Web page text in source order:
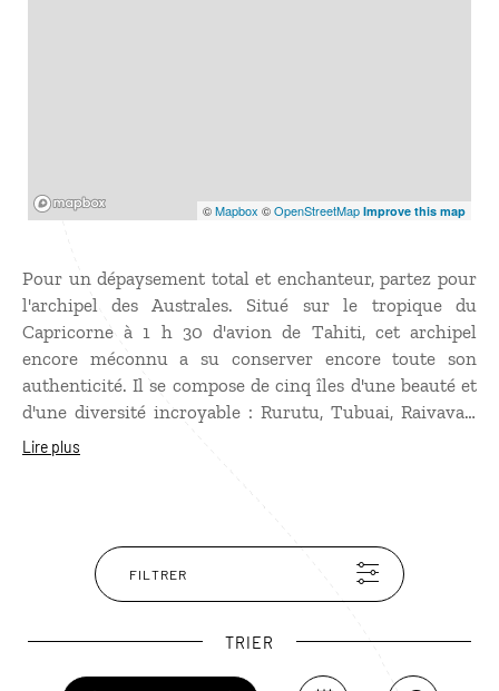
©Mapbox ©OpenStreetMap Improve this map
Pour un dépaysement total et enchanteur, partez pour
l'archipel des Australes. Situé sur le tropique du
Capricorne à 1 h 30 d'avion de Tahiti, cet archipel
encore méconnu a su conserver encore toute son
authenticité. Il se compose de cinq îles d'une beauté et
d'une diversité incroyable : Rurutu, Tubuai, Raivavae,
Rimatara, et RaraIti. À voir absolument, les immenses
pour la plongée et le snorkeling dans les lagons
sublimes, l'observation des baleines à bosse durant l'été,
les randonnées à pied ou à cheval dans la nature
Lire plus
FILTRER
TRIER